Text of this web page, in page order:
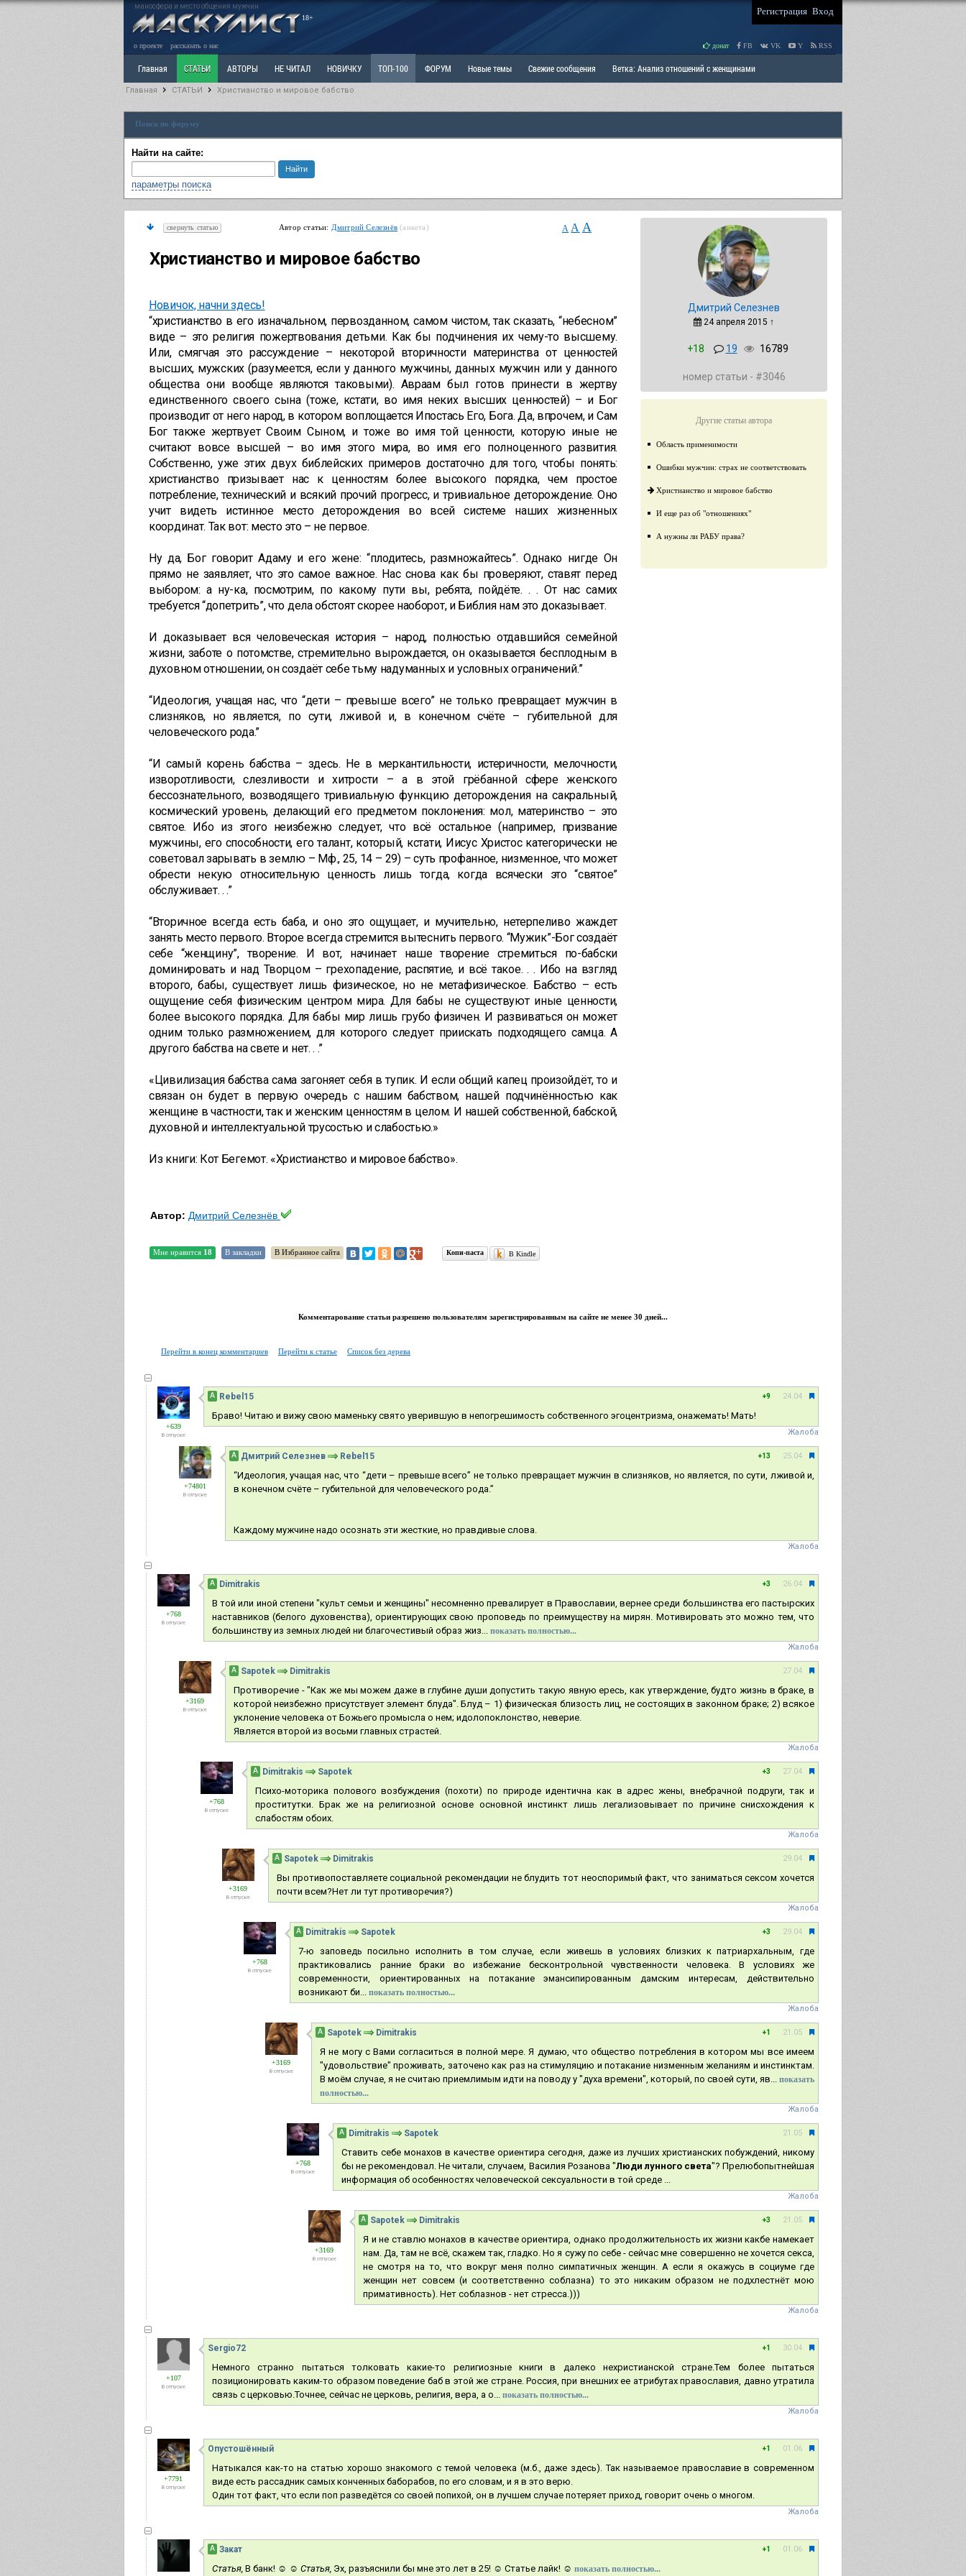
маносфера и место общения мужчин
18+
Регистрация Вход
о проекте рассказать о нас донат FB VK Y RSS
Главная СТАТЬИ АВТОРЫ НЕ ЧИТАЛ НОВИЧКУ ТОП-100 ФОРУМ Новые темы Свежие сообщения Ветка: Анализ отношений с женщинами
Ветка: Расстаюсь или Развожусь. САНЧАС
РАЗДЕЛ: Разное
Главная СТАТЬИ Христианство и мировое бабство
Поиск по форуму
Найти на сайте:
параметры поиска
свернуть статью Автор статьи: Дмитрий Селезнёв (анкета) A A A
Христианство и мировое бабство
Новичок, начни здесь!
“христианство в его изначальном, первозданном, самом чистом, так сказать, “небесном”
виде – это религия пожертвования детьми. Как бы подчинения их чему-то высшему.
Или, смягчая это рассуждение – некоторой вторичности материнства от ценностей
высших, мужских (разумеется, если у данного мужчины, данных мужчин или у данного
общества они вообще являются таковыми). Авраам был готов принести в жертву
единственного своего сына (тоже, кстати, во имя неких высших ценностей) – и Бог
производит от него народ, в котором воплощается Ипостась Его, Бога. Да, впрочем, и Сам
Бог также жертвует Своим Сыном, и тоже во имя той ценности, которую иные не
считают вовсе высшей – во имя этого мира, во имя его полноценного развития.
Собственно, уже этих двух библейских примеров достаточно для того, чтобы понять:
христианство призывает нас к ценностям более высокого порядка, чем простое
потребление, технический и всякий прочий прогресс, и тривиальное деторождение. Оно
учит видеть истинное место деторождения во всей системе наших жизненных
координат. Так вот: место это – не первое.
Ну да, Бог говорит Адаму и его жене: “плодитесь, размножайтесь”. Однако нигде Он
прямо не заявляет, что это самое важное. Нас снова как бы проверяют, ставят перед
выбором: а ну-ка, посмотрим, по какому пути вы, ребята, пойдёте. . . От нас самих
требуется “допетрить”, что дела обстоят скорее наоборот, и Библия нам это доказывает.
И доказывает вся человеческая история – народ, полностью отдавшийся семейной
жизни, заботе о потомстве, стремительно вырождается, он оказывается бесплодным в
духовном отношении, он создаёт себе тьму надуманных и условных ограничений.”
“Идеология, учащая нас, что “дети – превыше всего” не только превращает мужчин в
слизняков, но является, по сути, лживой и, в конечном счёте – губительной для
человеческого рода.”
“И самый корень бабства – здесь. Не в меркантильности, истеричности, мелочности,
изворотливости, слезливости и хитрости – а в этой грёбанной сфере женского
бессознательного, возводящего тривиальную функцию деторождения на сакральный,
космический уровень, делающий его предметом поклонения: мол, материнство – это
святое. Ибо из этого неизбежно следует, что всё остальное (например, призвание
мужчины, его способности, его талант, который, кстати, Иисус Христос категорически не
советовал зарывать в землю – Мф., 25, 14 – 29) – суть профанное, низменное, что может
обрести некую относительную ценность лишь тогда, когда всячески это “святое”
обслуживает. . .”
“Вторичное всегда есть баба, и оно это ощущает, и мучительно, нетерпеливо жаждет
занять место первого. Второе всегда стремится вытеснить первого. “Мужик”-Бог создаёт
себе “женщину”, творение. И вот, начинает наше творение стремиться по-бабски
доминировать и над Творцом – грехопадение, распятие, и всё такое. . . Ибо на взгляд
второго, бабы, существует лишь физическое, но не метафизическое. Бабство – есть
ощущение себя физическим центром мира. Для бабы не существуют иные ценности,
более высокого порядка. Для бабы мир лишь грубо физичен. И развиваться он может
одним только размножением, для которого следует приискать подходящего самца. А
другого бабства на свете и нет. . .”
«Цивилизация бабства сама загоняет себя в тупик. И если общий капец произойдёт, то и
связан он будет в первую очередь с нашим бабством, нашей подчинённостью как
женщине в частности, так и женским ценностям в целом. И нашей собственной, бабской,
духовной и интеллектуальной трусостью и слабостью.»
Из книги: Кот Бегемот. «Христианство и мировое бабство».
Автор: Дмитрий Селезнёв
Дмитрий Селезнев
24 апреля 2015 ↑
+18 19 16789
номер статьи - #3046
Другие статьи автора
Область применимости
Ошибки мужчин: страх не соответствовать
Христианство и мировое бабство
И еще раз об "отношениях"
А нужны ли РАБУ права?
Мне нравится 18 В закладки В Избранное сайта В Kindle
Копи-паста
Комментарование статьи разрешено пользователям зарегистрированным на сайте не менее 30 дней...
Перейти в конец комментариев Перейти к статье Список без дерева
+639
В отпуске
А Rebel15 24.04
+9
Браво! Читаю и вижу свою маменьку свято уверившую в непогрешимость собственного эгоцентризма, онажемать! Мать!
Жалоба
+74801
В отпуске
А Дмитрий Селезнев Rebel15 25.04
+13
“Идеология, учащая нас, что “дети – превыше всего” не только превращает мужчин в слизняков, но является, по сути, лживой и,
в конечном счёте – губительной для человеческого рода.”
Каждому мужчине надо осознать эти жесткие, но правдивые слова.
Жалоба
+768
В отпуске
А Dimitrakis 26.04
+3
В той или иной степени "культ семьи и женщины" несомненно превалирует в Православии, вернее среди большинства его пастырских
наставников (белого духовенства), ориентирующих свою проповедь по преимуществу на мирян. Мотивировать это можно тем, что
большинству из земных людей ни благочестивый образ жиз... показать полностью...
Жалоба
+3169
В отпуске
А Sapotek Dimitrakis 27.04
Противоречие - "Как же мы можем даже в глубине души допустить такую явную ересь, как утверждение, будто жизнь в браке, в
которой неизбежно присутствует элемент блуда". Блуд – 1) физическая близость лиц, не состоящих в законном браке; 2) всякое
уклонение человека от Божьего промысла о нем; идолопоклонство, неверие.
Является второй из восьми главных страстей.
Жалоба
+768
В отпуске
А Dimitrakis Sapotek 27.04
+3
Психо-моторика полового возбуждения (похоти) по природе идентична как в адрес жены, внебрачной подруги, так и
проститутки. Брак же на религиозной основе основной инстинкт лишь легализовывает по причине снисхождения к
слабостям обоих.
Жалоба
+3169
В отпуске
А Sapotek Dimitrakis 29.04
Вы противопоставляете социальной рекомендации не блудить тот неоспоримый факт, что заниматься сексом хочется
почти всем?Нет ли тут противоречия?)
Жалоба
+768
В отпуске
А Dimitrakis Sapotek 29.04
+3
7-ю заповедь посильно исполнить в том случае, если живешь в условиях близких к патриархальным, где
практиковались ранние браки во избежание бесконтрольной чувственности человека. В условиях же
современности, ориентированных на потакание эмансипированным дамским интересам, действительно
возникают би... показать полностью...
Жалоба
+3169
В отпуске
А Sapotek Dimitrakis 21.05
+1
Я не могу с Вами согласиться в полной мере. Я думаю, что общество потребления в котором мы все имеем
"удовольствие" проживать, заточено как раз на стимуляцию и потакание низменным желаниям и инстинктам.
В моём случае, я не считаю приемлимым идти на поводу у "духа времени", который, по своей сути, яв... показать
полностью...
Жалоба
+768
В отпуске
А Dimitrakis Sapotek 21.05
Ставить себе монахов в качестве ориентира сегодня, даже из лучших христианских побуждений, никому
бы не рекомендовал. Не читали, случаем, Василия Розанова "Люди лунного света"? Прелюбопытнейшая
информация об особенностях человеческой сексуальности в той среде ...
Жалоба
+3169
В отпуске
А Sapotek Dimitrakis 21.05
+3
Я и не ставлю монахов в качестве ориентира, однако продолжительность их жизни какбе намекает
нам. Да, там не всё, скажем так, гладко. Но я сужу по себе - сейчас мне совершенно не хочется секса,
не смотря на то, что вокруг меня полно симпатичных женщин. А если я окажусь в социуме где
женщин нет совсем (и соответственно соблазна) то это никаким образом не подхлестнёт мою
примативность). Нет соблазнов - нет стресса.)))
Жалоба
+107
В отпуске
Sergio72 30.04
+1
Немного странно пытаться толковать какие-то религиозные книги в далеко нехристианской стране.Тем более пытаться
позиционировать каким-то образом поведение баб в этой же стране. Россия, при внешних ее атрибутах православия, давно утратила
связь с церковью.Точнее, сейчас не церковь, религия, вера, а о... показать полностью...
Жалоба
+7791
В отпуске
Опустошённый 01.06
+1
Натыкался как-то на статью хорошо знакомого с темой человека (м.б., даже здесь). Так называемое православие в современном
виде есть рассадник самых конченных баборабов, по его словам, и я в это верю.
Один тот факт, что если поп разведётся со своей попихой, он в лучшем случае потеряет приход, говорит очень о многом.
Жалоба
А Закат 01.06
+1
Статья, В банк! ☺ ☺ Статья, Эх, разъяснили бы мне это лет в 25! ☺ Статье лайк! ☺ показать полностью...